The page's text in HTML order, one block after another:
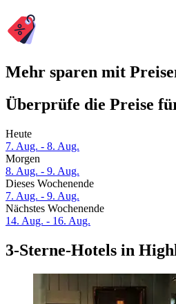
Mehr sparen mit
Überprüfe die Preise
Heute
7. Aug. - 8. Aug.
Morgen
8. Aug. - 9. Aug.
Dieses Wochenende
7. Aug. - 9. Aug.
Nächstes Wochenende
14. Aug. - 16. Aug.
3-Sterne-Hotels in